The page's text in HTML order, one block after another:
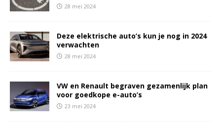
28 mei 2024
Deze elektrische auto’s kun je nog in 2024
verwachten
28 mei 2024
VW en Renault begraven gezamenlijk plan
voor goedkope e-auto’s
23 mei 2024